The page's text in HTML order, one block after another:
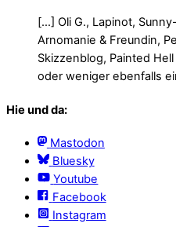
[…] Oli G., Lapinot,
Arnomanie & Freundin,
Skizzenblog, Painted
oder weniger ebenfalls
Hie und da:
Mastodon
Bluesky
Youtube
Facebook
Instagram